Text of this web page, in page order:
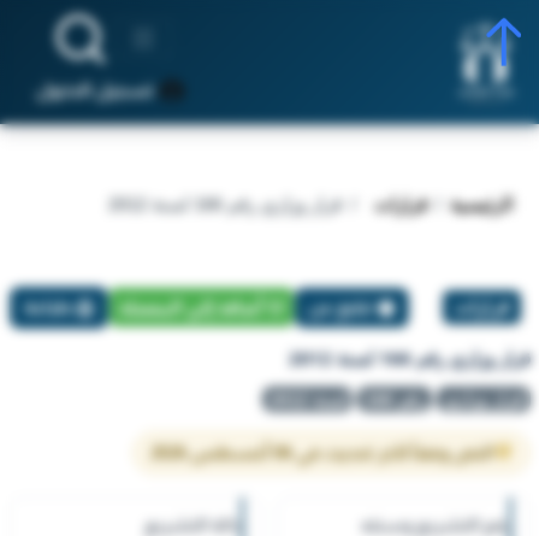
تسجيل الدخول
الرئيسية قرارات قرار وزاري رقم 166 لسنة 2012
قرارات تبليغ عن أضافة إلي المفضلة طباعة
قرار وزاري رقم 166 لسنة 2012
قرار وزاري رقم 166 لسنة 2012
النص وفقاً لآخر تحديث في 06 أغسطس 2026
رقم التشريع وسنته حالة التشريع